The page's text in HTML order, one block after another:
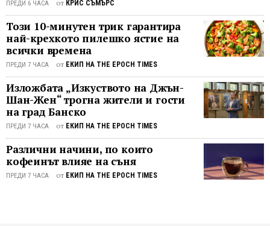
ПРЕДИ 6 ЧАСА от КРИС СЪМЪРС
Този 10-минутен трик гарантира
най-крехкото пилешко ястие на
всички времена
ПРЕДИ 7 ЧАСА от ЕКИП НА THE EPOCH TIMES
Изложбата „Изкуството на Джън-
Шан-Жен“ трогна жители и гости
на град Банско
ПРЕДИ 7 ЧАСА от ЕКИП НА THE EPOCH TIMES
Различни начини, по които
кофеинът влияе на съня
ПРЕДИ 7 ЧАСА от ЕКИП НА THE EPOCH TIMES